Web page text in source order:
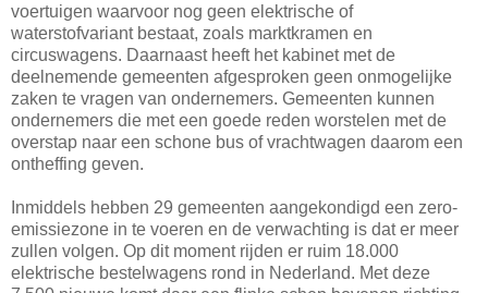
voertuigen waarvoor nog geen elektrische of
waterstofvariant bestaat, zoals marktkramen en
circuswagens. Daarnaast heeft het kabinet met de
deelnemende gemeenten afgesproken geen onmogelijke
zaken te vragen van ondernemers. Gemeenten kunnen
ondernemers die met een goede reden worstelen met de
overstap naar een schone bus of vrachtwagen daarom een
ontheffing geven.
Inmiddels hebben 29 gemeenten aangekondigd een zero-
emissiezone in te voeren en de verwachting is dat er meer
zullen volgen. Op dit moment rijden er ruim 18.000
elektrische bestelwagens rond in Nederland. Met deze